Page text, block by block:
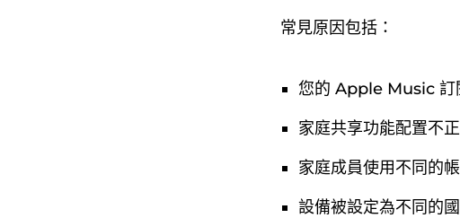
常見原因包括：
您的 Apple Music 訂
家庭共享功能配置不正
家庭成員使用不同的
設備被設定為不同的